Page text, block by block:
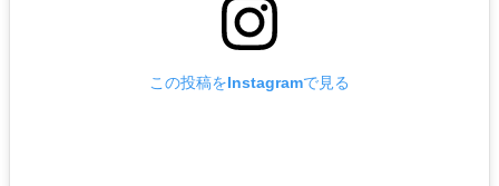
この投稿をInstagramで見る